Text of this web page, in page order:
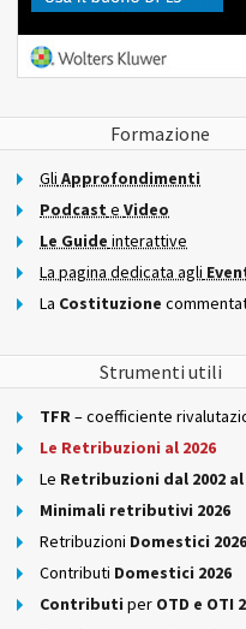
Formazione
Gli Approfondimenti
Podcast e Video
Le Guide interattive
La pagina dedicata agli
La Costituzione
Strumenti utili
TFR– coefficiente
Le Retribuzioni al 2026
Le Retribuzioni dal 2002 al
Minimali retributivi 2026
Retribuzioni Domestici 2026
Contributi Domestici 2026
Contributi per OTD e OTI